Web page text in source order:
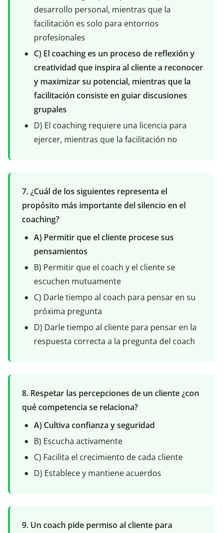
desarrollo personal, mientras que la
facilitación es solo para entornos
profesionales
C) El coaching es un proceso de reflexión y
creatividad que inspira al cliente a reconocer
y maximizar su potencial, mientras que la
facilitación consiste en guiar discusiones
grupales
D) El coaching requiere una licencia para
ejercer, mientras que la facilitación no
7. ¿Cuál de los siguientes representa el
propósito más importante del silencio en el
coaching?
A) Permitir que el cliente procese sus
pensamientos
B) Permitir que el coach y el cliente se
escuchen mutuamente
C) Darle tiempo al coach para pensar en su
próxima pregunta
D) Darle tiempo al cliente para pensar en la
respuesta correcta a la pregunta del coach
8. Respetar las percepciones de un cliente ¿con
qué competencia se relaciona?
A) Cultiva confianza y seguridad
B) Escucha activamente
C) Facilita el crecimiento de cada cliente
D) Establece y mantiene acuerdos
9. Un coach pide permiso al cliente para